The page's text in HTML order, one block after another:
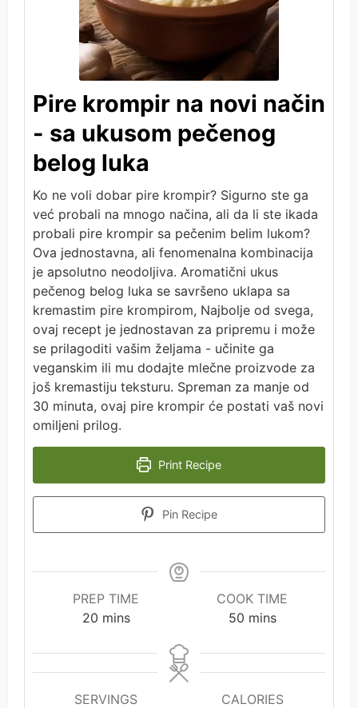
Pire krompir na novi način
- sa ukusom pečenog
belog luka
Ko ne voli dobar pire krompir? Sigurno ste ga
već probali na mnogo načina, ali da li ste ikada
probali pire krompir sa pečenim belim lukom?
Ova jednostavna, ali fenomenalna kombinacija
je apsolutno neodoljiva. Aromatični ukus
pečenog belog luka se savršeno uklapa sa
kremastim pire krompirom, Najbolje od svega,
ovaj recept je jednostavan za pripremu i može
se prilagoditi vašim željama - učinite ga
veganskim ili mu dodajte mlečne proizvode za
još kremastiju teksturu. Spreman za manje od
30 minuta, ovaj pire krompir će postati vaš novi
omiljeni prilog.
Print Recipe
Pin Recipe
PREP TIME
20minutes
mins
COOK TIME
50minutes
mins
SERVINGS
CALORIES